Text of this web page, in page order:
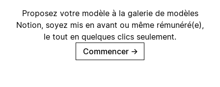
Proposez votre modèle à la galerie de modèles
Notion, soyez mis en avant ou même rémunéré(e),
le tout en quelques clics seulement.
Commencer →